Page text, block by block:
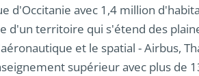
d'Occitanie avec 1,4 million
territoire qui s'étend des
et le spatial - Airbus,
supérieur avec plus de